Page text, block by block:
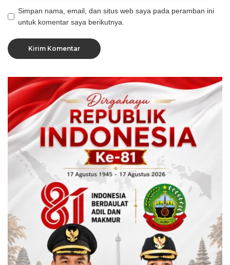
Simpan nama, email, dan situs web saya pada peramban ini
untuk komentar saya berikutnya.